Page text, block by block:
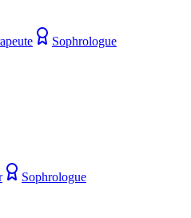
Sophrologue
Sophrologue